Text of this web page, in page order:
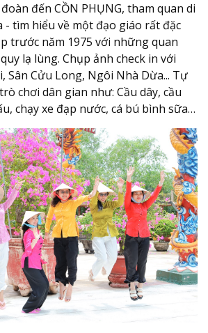
đến CỒN PHỤNG, tham quan di
- tìm hiểu về một đạo giáo rất đặc
trước năm 1975 với những quan
lạ lùng. Chụp ảnh check in với
Sân Cửu Long, Ngôi Nhà Dừa... Tự
chơi dân gian như: Cầu dây, cầu
chạy xe đạp nước, cá bú bình sữa…